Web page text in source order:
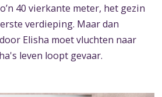
40 vierkante meter, het gezin
verdieping. Maar dan
Elisha moet vluchten naar
leven loopt gevaar.